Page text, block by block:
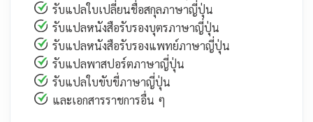
รับแปลใบเปลี่ยนชื่อสกุลภาษาญี่ปุ่น
รับแปลหนังสือรับรองบุตรภาษาญี่ปุ่น
รับแปลหนังสือรับรองแพทย์ภาษาญี่ปุ่น
รับแปลพาสปอร์ตภาษาญี่ปุ่น
รับแปลใบขับขี่ภาษาญี่ปุ่น
และเอกสารราชการอื่น ๆ